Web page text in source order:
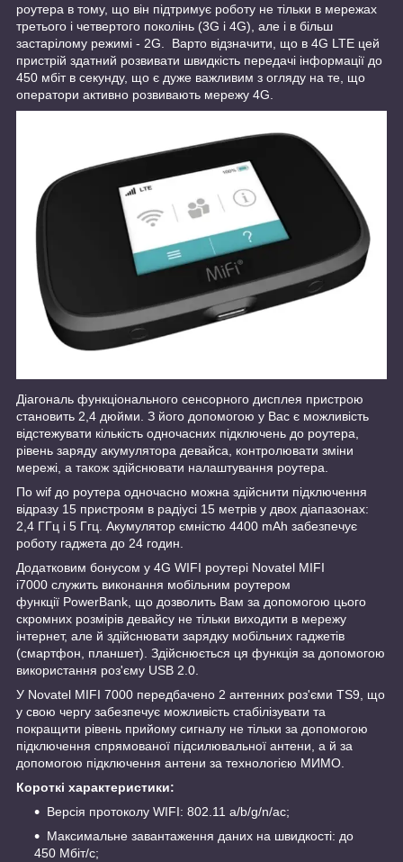
роутера в тому, що він підтримує роботу не тільки в мережах
третього і четвертого поколінь (3G і 4G), але і в більш
застарілому режимі - 2G. Варто відзначити, що в 4G LTE цей
пристрій здатний розвивати швидкість передачі інформації до
450 мбіт в секунду, що є дуже важливим з огляду на те, що
оператори активно розвивають мережу 4G.
Діагональ функціонального сенсорного дисплея пристрою
становить 2,4 дюйми. З його допомогою у Вас є можливість
відстежувати кількість одночасних підключень до роутера,
рівень заряду акумулятора девайса, контролювати зміни
мережі, а також здійснювати налаштування роутера.
По wif до роутера одночасно можна здійснити підключення
відразу 15 пристроям в радіусі 15 метрів у двох діапазонах:
2,4 ГГц і 5 Ггц. Акумулятор ємністю 4400 mAh забезпечує
роботу гаджета до 24 годин.
Додатковим бонусом у 4G WIFI роутері Novatel MIFI
i7000 служить виконання мобільним роутером
функції PowerBank, що дозволить Вам за допомогою цього
скромних розмірів девайсу не тільки виходити в мережу
інтернет, але й здійснювати зарядку мобільних гаджетів
(смартфон, планшет). Здійснюється ця функція за допомогою
використання роз'єму USB 2.0.
У Novatel MIFI 7000 передбачено 2 антенних роз'єми TS9, що
у свою чергу забезпечує можливість стабілізувати та
покращити рівень прийому сигналу не тільки за допомогою
підключення спрямованої підсилювальної антени, а й за
допомогою підключення антени за технологією МИМО.
Короткі характеристики:
Версія протоколу WIFI: 802.11 a/b/g/n/ac;
Максимальне завантаження даних на швидкості: до
450 Мбіт/с;